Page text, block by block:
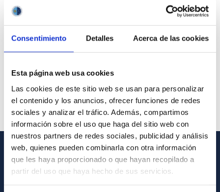
Consentimiento Detalles Acerca de las cookies
Esta página web usa cookies
Las cookies de este sitio web se usan para personalizar
el contenido y los anuncios, ofrecer funciones de redes
sociales y analizar el tráfico. Además, compartimos
información sobre el uso que haga del sitio web con
nuestros partners de redes sociales, publicidad y análisis
web, quienes pueden combinarla con otra información
que les haya proporcionado o que hayan recopilado a
partir del uso que haya hecho de sus servicios.
GENERAL INFORMATION